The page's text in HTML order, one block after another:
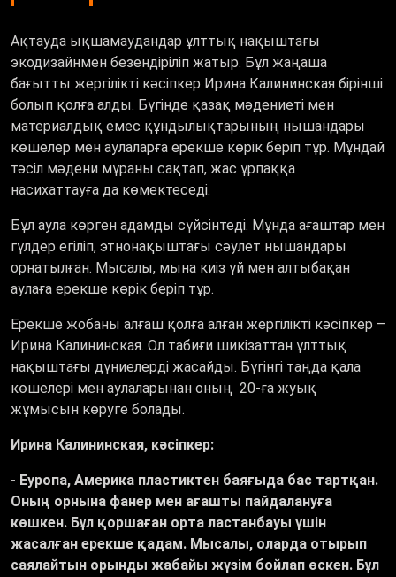
Ақтауда ықшамаудандар ұлттық нақыштағы
экодизайнмен безендіріліп жатыр. Бұл жаңаша
бағытты жергілікті кәсіпкер Ирина Калининская бірінші
болып қолға алды. Бүгінде қазақ мәдениеті мен
материалдық емес құндылықтарының нышандары
көшелер мен аулаларға ерекше көрік беріп тұр. Мұндай
тәсіл мәдени мұраны сақтап, жас ұрпаққа
насихаттауға да көмектеседі.
Бұл аула көрген адамды сүйсінтеді. Мұнда ағаштар мен
гүлдер егіліп, этнонақыштағы сәулет нышандары
орнатылған. Мысалы, мына киіз үй мен алтыбақан
аулаға ерекше көрік беріп тұр.
Ерекше жобаны алғаш қолға алған жергілікті кәсіпкер –
Ирина Калининская. Ол табиғи шикізаттан ұлттық
нақыштағы дүниелерді жасайды. Бүгінгі таңда қала
көшелері мен аулаларынан оның 20-ға жуық
жұмысын көруге болады.
Ирина Калининская, кәсіпкер:
- Еуропа, Америка пластиктен баяғыда бас тартқан.
Оның орнына фанер мен ағашты пайдалануға
көшкен. Бұл қоршаған орта ластанбауы үшін
жасалған ерекше қадам. Мысалы, оларда отырып
саялайтын орынды жабайы жүзім бойлап өскен. Бұл